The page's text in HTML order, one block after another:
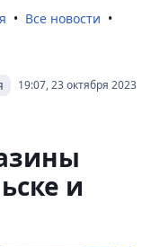
Все новости
19:07, 23 октября 2023
и